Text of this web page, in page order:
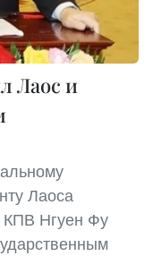
Лаос и
Лаоса
КПВ Нгуен Фу